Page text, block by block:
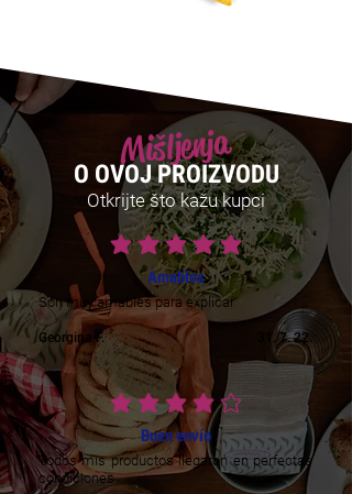
Mišljenja
O OVOJ PROIZVODU
Otkrijte što kažu kupci
prosječna ocjena je 5 od 5
Amables
Son muy amables para explicar
Georgina F. 31. 7. 22.
prosječna ocjena je 4 od 5
Buen envío
Todos mis productos llegaron en perfectas
condiciones